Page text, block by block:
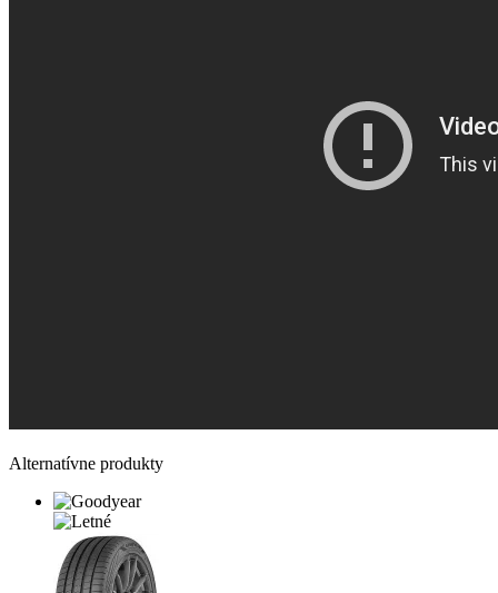
Alternatívne produkty